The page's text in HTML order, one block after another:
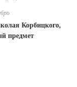
Корбицкого,
предмет